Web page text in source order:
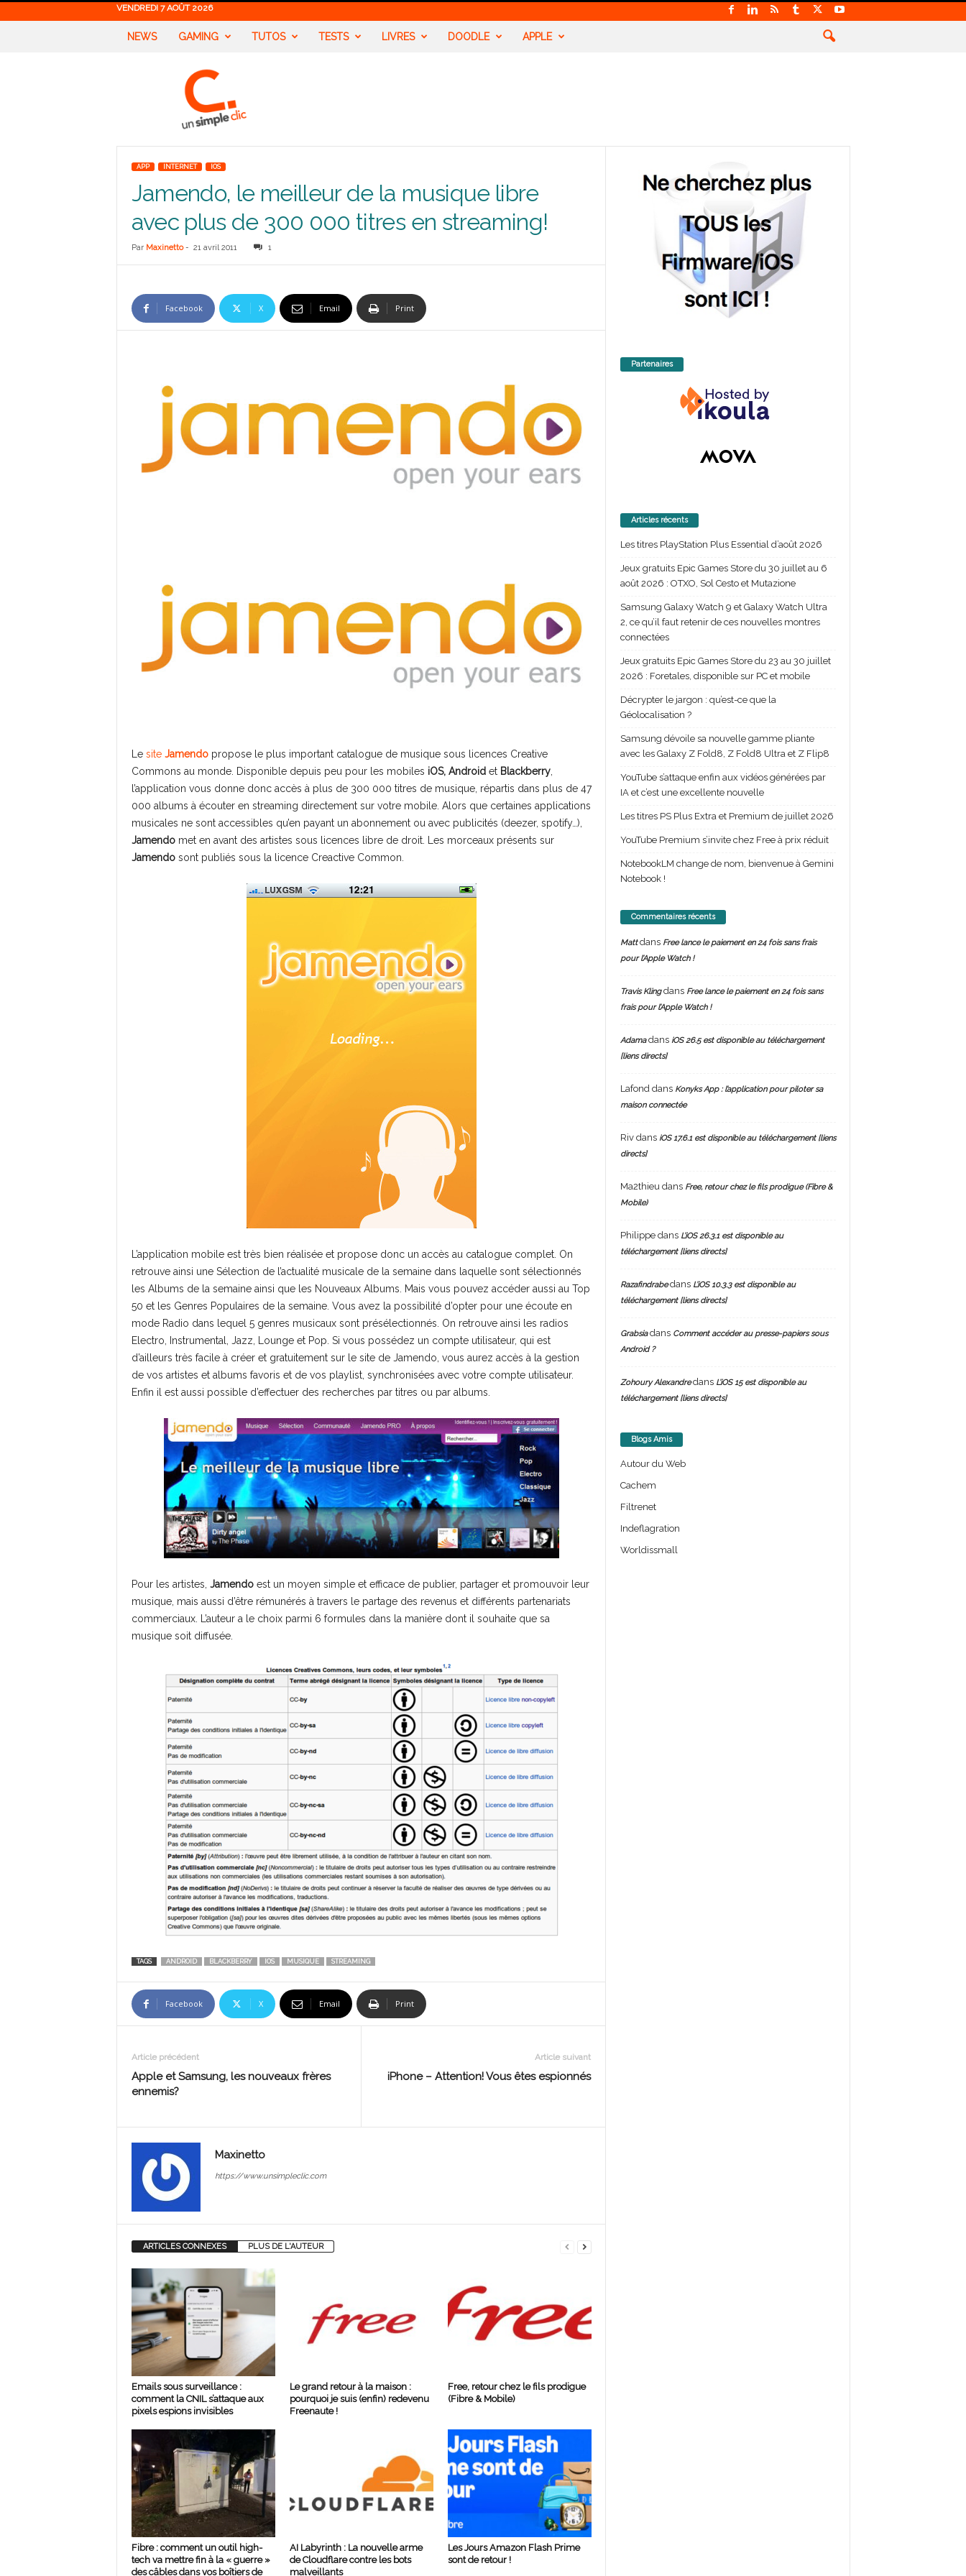
VENDREDI 7 AOÛT 2026
NEWS GAMING TUTOS TESTS LIVRES DOODLE APPLE
APP INTERNET IOS
Jamendo, le meilleur de la musique libre
avec plus de 300 000 titres en streaming!
Par Maxinetto- 21 avril 2011 1
Facebook X Email Print
Le site Jamendo propose le plus important catalogue de musique sous licences Creative
Commons au monde. Disponible depuis peu pour les mobiles iOS, Androidet Blackberry,
l’application vous donne donc accès à plus de 300 000 titres de musique, répartis dans plus de 47
000 albums à écouter en streaming directement sur votre mobile. Alors que certaines applications
musicales ne sont accessibles qu’en payant un abonnement ou avec publicités (deezer, spotify…),
Jamendo met en avant des artistes sous licences libre de droit. Les morceaux présents sur
Jamendo sont publiés sous la licence Creactive Common.
L’application mobile est très bien réalisée et propose donc un accès au catalogue complet. On
retrouve ainsi une Sélection de l’actualité musicale de la semaine dans laquelle sont sélectionnés
les Albums de la semaine ainsi que les Nouveaux Albums. Mais vous pouvez accéder aussi au Top
50 et les Genres Populaires de la semaine. Vous avez la possibilité d’opter pour une écoute en
mode Radio dans lequel 5 genres musicaux sont présélectionnés. On retrouve ainsi les radios
Electro, Instrumental, Jazz, Lounge et Pop. Si vous possédez un compte utilisateur, qui est
d’ailleurs très facile à créer et gratuitement sur le site de Jamendo, vous aurez accès à la gestion
de vos artistes et albums favoris et de vos playlist, synchronisées avec votre compte utilisateur.
Enfin il est aussi possible d’effectuer des recherches par titres ou par albums.
Pour les artistes, Jamendo est un moyen simple et efficace de publier, partager et promouvoir leur
musique, mais aussi d’être rémunérés à travers le partage des revenus et différents partenariats
commerciaux. L’auteur a le choix parmi 6 formules dans la manière dont il souhaite que sa
musique soit diffusée.
TAGS ANDROID BLACKBERRY IOS MUSIQUE STREAMING
Facebook X Email Print
Article précédent
Apple et Samsung, les nouveaux frères
ennemis?
Article suivant
iPhone – Attention! Vous êtes espionnés
Maxinetto
https://www.unsimpleclic.com
ARTICLES CONNEXES PLUS DE L'AUTEUR
Emails sous surveillance :
comment la CNIL s’attaque aux
pixels espions invisibles
Le grand retour à la maison :
pourquoi je suis (enfin) redevenu
Freenaute !
Free, retour chez le fils prodigue
(Fibre & Mobile)
Fibre : comment un outil high-
tech va mettre fin à la « guerre »
des câbles dans vos boîtiers de
AI Labyrinth : La nouvelle arme
de Cloudflare contre les bots
malveillants
Les Jours Amazon Flash Prime
sont de retour !
Partenaires
Articles récents
Les titres PlayStation Plus Essential d’août 2026
Jeux gratuits Epic Games Store du 30 juillet au 6
août 2026 : OTXO, Sol Cesto et Mutazione
Samsung Galaxy Watch 9 et Galaxy Watch Ultra
2, ce qu’il faut retenir de ces nouvelles montres
connectées
Jeux gratuits Epic Games Store du 23 au 30 juillet
2026 : Foretales, disponible sur PC et mobile
Décrypter le jargon : qu’est-ce que la
Géolocalisation ?
Samsung dévoile sa nouvelle gamme pliante
avec les Galaxy Z Fold8, Z Fold8 Ultra et Z Flip8
YouTube s’attaque enfin aux vidéos générées par
IA et c’est une excellente nouvelle
Les titres PS Plus Extra et Premium de juillet 2026
YouTube Premium s’invite chez Free à prix réduit
NotebookLM change de nom, bienvenue à Gemini
Notebook !
Commentaires récents
Mattdans Free lance le paiement en 24 fois sans frais
pour l’Apple Watch !
Travis Klingdans Free lance le paiement en 24 fois sans
frais pour l’Apple Watch !
Adamadans iOS 26.5 est disponible au téléchargement
[liens directs]
Lafond dans Konyks App : l’application pour piloter sa
maison connectée
Rivdans iOS 17.6.1 est disponible au téléchargement [liens
directs]
Ma2thieu dans Free, retour chez le fils prodigue (Fibre &
Mobile)
Philippedans L’iOS 26.3.1 est disponible au
téléchargement [liens directs]
Razafindrabedans L’iOS 10.3.3 est disponible au
téléchargement [liens directs]
Grabsiadans Comment accéder au presse-papiers sous
Android ?
Zohoury Alexandredans L’iOS 15 est disponible au
téléchargement [liens directs]
Blogs Amis
Autour du Web
Cachem
Filtrenet
Indeflagration
Worldissmall